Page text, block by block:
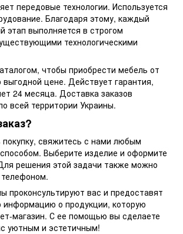
передовые технологии. Используется
Благодаря этому, каждый
этап выполняется в строгом
технологическими
чтобы приобрести мебель от
выгодной цене. Действует гарантия,
24 месяца. Доставка заказов
всей территории Украины.
свяжитесь с нами любым
Выберите изделие и оформите
решения этой задачи также можно
вас и предоставят
о продукции, которую
магазин. С ее помощью вы сделаете
уютным и эстетичным!